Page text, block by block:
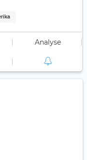
Analyse